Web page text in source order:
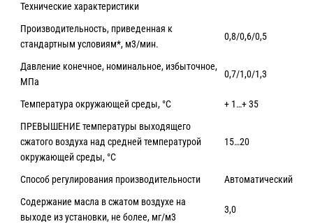
Технические характеристики
Производительность, приведенная к
стандартным условиям*, м3/мин.
0,8/0,6/0,5
Давление конечное, номинальное, избыточное,
МПа
0,7/1,0/1,3
Температура окружающей среды, °C
+ 1…+ 35
ПРЕВЫШЕНИЕ температуры выходящего
сжатого воздуха над средней температурой
окружающей среды, °C
15…20
Способ регулирования производительности
Автоматический
Содержание масла в сжатом воздухе на
выходе из установки, не более, мг/м3
3,0